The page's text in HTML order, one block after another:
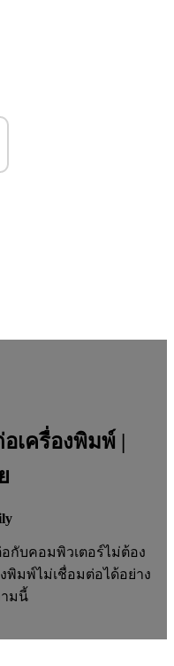
เครื่องพิมพ์ |
กับคอมพิวเตอร์ไม่ต้อง
มพ์ไม่เชื่อมต่อได้อย่าง
มนี้